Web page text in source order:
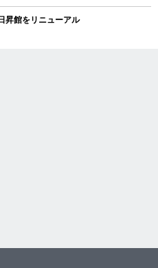
昇館をリニューアル